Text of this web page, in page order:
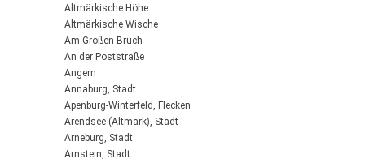
Altmärkische Höhe
Altmärkische Wische
Am Großen Bruch
An der Poststraße
Angern
Annaburg, Stadt
Apenburg-Winterfeld, Flecken
Arendsee (Altmark), Stadt
Arneburg, Stadt
Arnstein, Stadt